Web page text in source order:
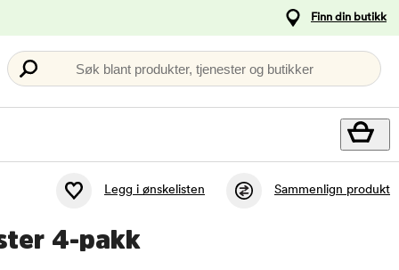
Finn din butikk
Søk blant produkter, tjenester og butikker
Legg i ønskelisten Sammenlign produkt
4-pakk